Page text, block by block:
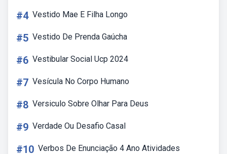
#4 Vestido Mae E Filha Longo
#5 Vestido De Prenda Gaúcha
#6 Vestibular Social Ucp 2024
#7 Vesícula No Corpo Humano
#8 Versiculo Sobre Olhar Para Deus
#9 Verdade Ou Desafio Casal
#10 Verbos De Enunciação 4 Ano Atividades